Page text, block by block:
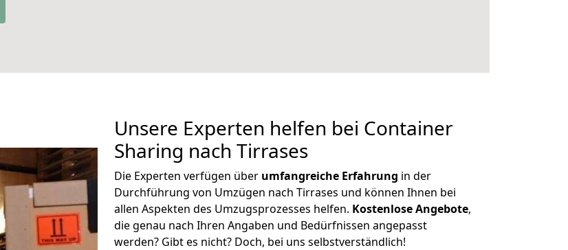
Unsere Experten helfen bei Container
Sharing nach Tirrases
Die Experten verfügen über umfangreiche Erfahrung in der
Durchführung von Umzügen nach Tirrases und können Ihnen bei
allen Aspekten des Umzugsprozesses helfen. Kostenlose Angebote,
die genau nach Ihren Angaben und Bedürfnissen angepasst
werden? Gibt es nicht? Doch, bei uns selbstverständlich!